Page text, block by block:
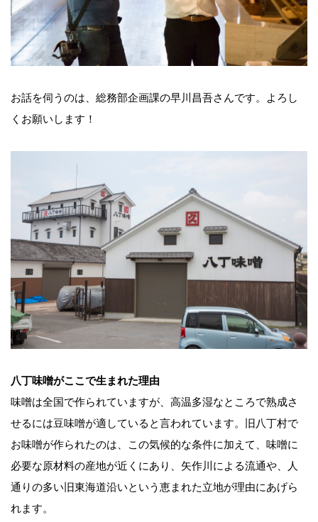
お話を伺うのは、総務部企画課の早川昌吾さんです。よろし
くお願いします！
八丁味噌がここで生まれた理由
味噌は全国で作られていますが、高温多湿なところで熟成さ
せるには豆味噌が適していると言われています。旧八丁村で
お味噌が作られたのは、この気候的な条件に加えて、味噌に
必要な原材料の産地が近くにあり、矢作川による流通や、人
通りの多い旧東海道沿いという恵まれた立地が理由にあげら
れます。